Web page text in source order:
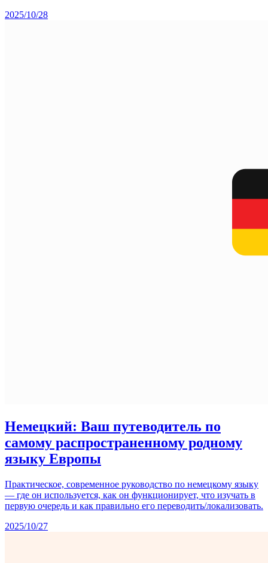
2025/10/28
Немецкий: Ваш путеводитель по
самому распространенному родному
языку Европы
Практическое, современное руководство по немецкому языку
— где он используется, как он функционирует, что изучать в
первую очередь и как правильно его переводить/локализовать.
2025/10/27